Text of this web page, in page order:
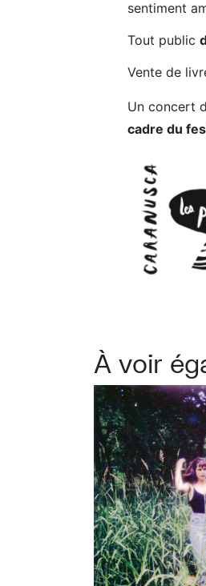
sentiment
Tout public
Vente de
Un concert
cadre du
À voir